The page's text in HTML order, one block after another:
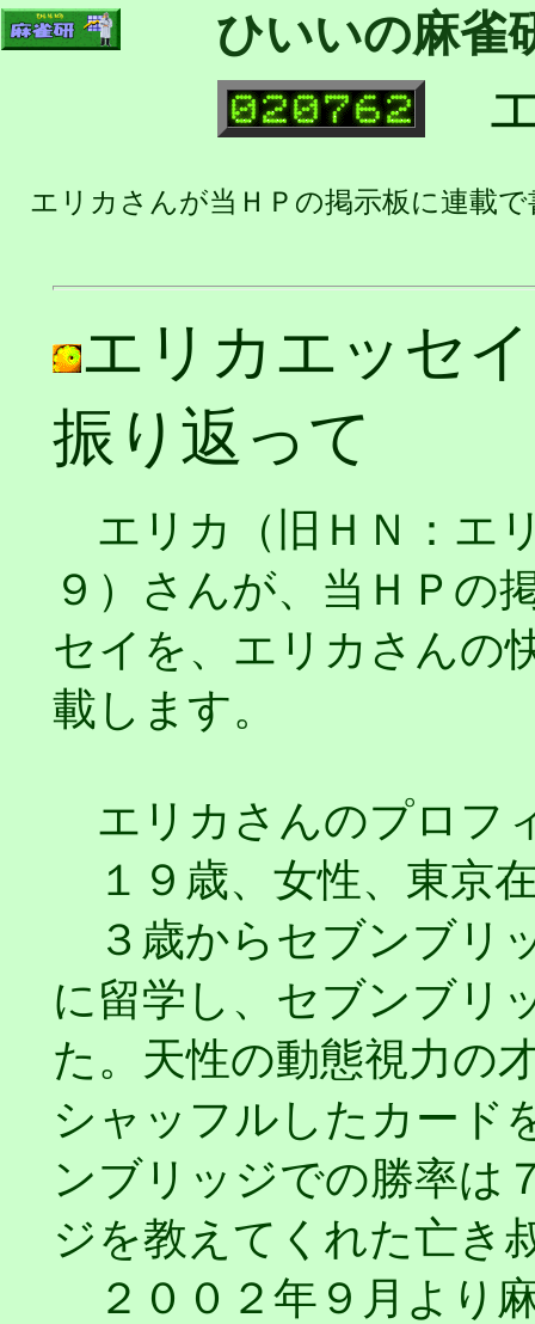
ひいいの麻雀
エリカさんが当ＨＰの掲示板に連載
エリカエッセ
振り返って
エリカ（旧ＨＮ：エ
９）さんが、当ＨＰの
セイを、エリカさんの
載します。
エリカさんのプロフ
１９歳、女性、東京
３歳からセブンブリ
に留学し、セブンブリ
た。天性の動態視力の
シャッフルしたカード
ンブリッジでの勝率は
ジを教えてくれた亡き
２００２年９月より